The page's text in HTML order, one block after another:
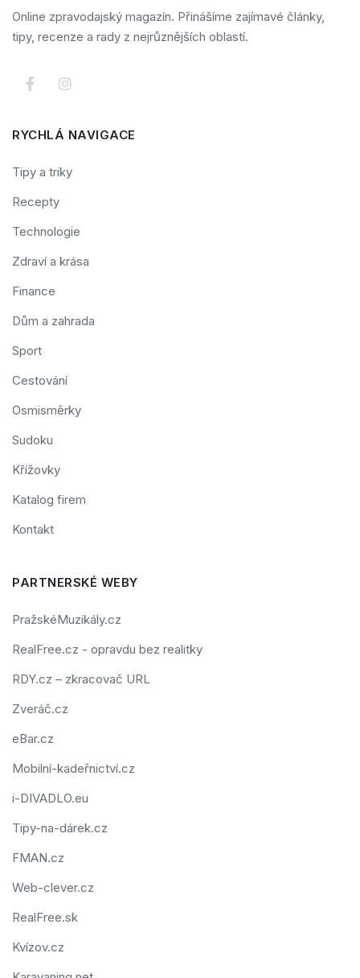
Online zpravodajský magazín. Přinášíme zajímavé články,
tipy, recenze a rady z nejrůznějších oblastí.
RYCHLÁ NAVIGACE
Tipy a triky
Recepty
Technologie
Zdraví a krása
Finance
Dům a zahrada
Sport
Cestování
Osmisměrky
Sudoku
Křížovky
Katalog firem
Kontakt
PARTNERSKÉ WEBY
PražskéMuzikály.cz
RealFree.cz - opravdu bez realitky
RDY.cz – zkracovač URL
Zveráč.cz
eBar.cz
Mobilní-kadeřnictví.cz
i-DIVADLO.eu
Tipy-na-dárek.cz
FMAN.cz
Web-clever.cz
RealFree.sk
Kvízov.cz